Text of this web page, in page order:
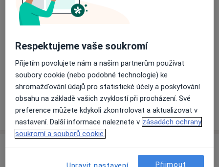
Kyretáž
Od 1 590 Kč Detaily
Pískování zubů
+1 služba
Jak fungují ceny?
Respektujeme vaše soukromí
Přijetím povolujete nám a našim partnerům používat
soubory cookie (nebo podobné technologie) ke
shromažďování údajů pro statistické účely a poskytování
obsahu na základě vašich zvyklostí při procházení. Své
preference můžete kdykoli zkontrolovat a aktualizovat v
nastavení. Další informace naleznete v zásadách ochrany
soukromí a souborů cookie.
Přijmout